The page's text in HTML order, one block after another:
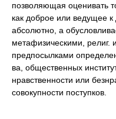
позволяющая оценивать
как доброе или ведущее
абсолютно, а
метафизическими, религ.
предпосылками
ва, общественных
нравственности или
совокупности поступков.